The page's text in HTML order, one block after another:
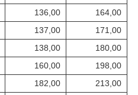
136,00
164,00
137,00
171,00
138,00
180,00
160,00
198,00
182,00
213,00